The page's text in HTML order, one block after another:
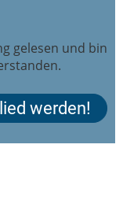
gelesen und bin